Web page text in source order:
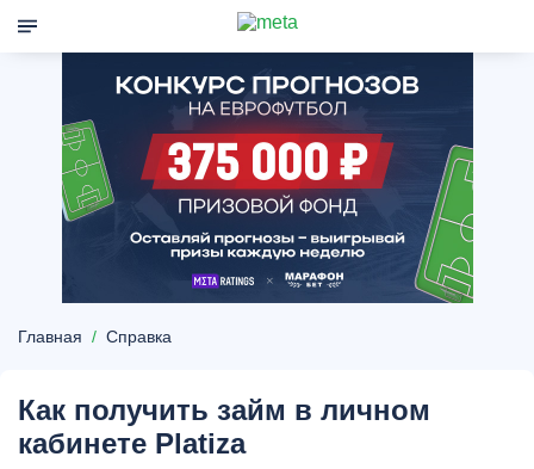
Главная Справка
Как получить займ в личном
кабинете Platiza